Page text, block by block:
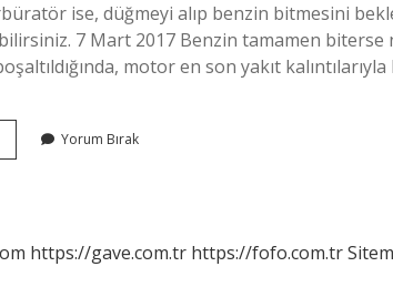
ise, düğmeyi alıp benzin bitmesini
7 Mart 2017 Benzin tamamen
motor en son yakıt
Yorum Bırak
https://gave.com.tr https://fofo.com.tr